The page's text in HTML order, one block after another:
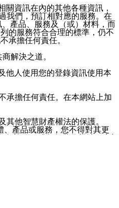
資訊在內的其他各種資訊，
我們，預訂相對應的服務。在
產品、服務及（或）材料，而
的服務符合合理的標準，仍不
承擔任何責任。
解決之道。
他人使用您的登錄資訊使用本
承擔任何責任。在本網站上加
他智慧財產權法的保護。
、產品或服務，您不得對其更